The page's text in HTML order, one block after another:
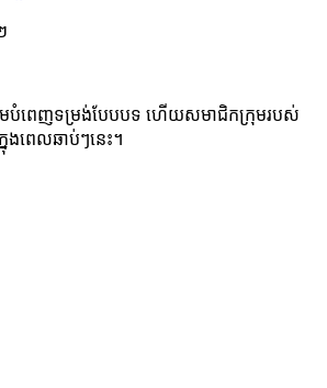
មបំពេញទម្រង់បែបបទ ហើយសមាជិកក្រុមរបស់
ងពេលឆាប់ៗនេះ។